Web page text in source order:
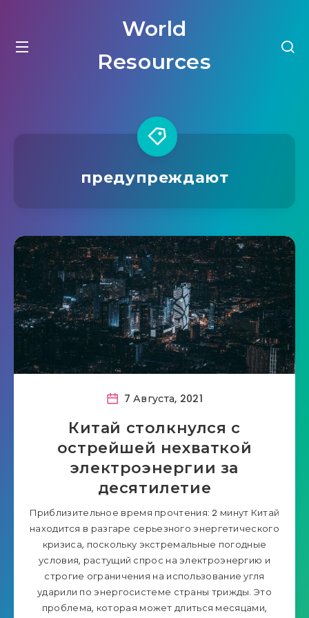
World
Resources
предупреждают
7 Августа, 2021
Китай столкнулся с
острейшей нехваткой
электроэнергии за
десятилетие
Приблизительное время прочтения: 2 минут Китай
находится в разгаре серьезного энергетического
кризиса, поскольку экстремальные погодные
условия, растущий спрос на электроэнергию и
строгие ограничения на использование угля
ударили по энергосистеме страны трижды. Это
проблема, которая может длиться месяцами,